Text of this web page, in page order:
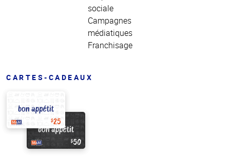
sociale
Campagnes
médiatiques
Franchisage
CARTES-CADEAUX